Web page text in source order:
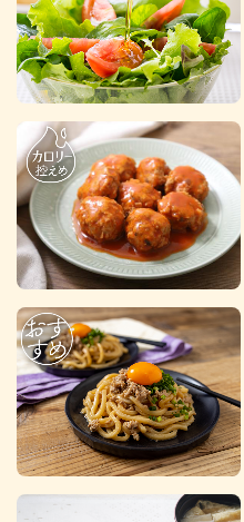
ふりかけ
炊き込みご飯の素
納豆
納豆のサイト
PIN印
三ツ判山吹
千夜
スペシャルサイト
お酢を知ろう！
すしラボ
ぽん酢サワー
納豆の豆知識
鍋奉行マニュアル
ミツカンのCM
ロングセラー商品 ＋ おすすめ
人気商品 ＋ おすすめレシピ
ZENB initiative
MIM（ミツカン
各部門が大切に
おいしさと健康
キッザニア東京
お客様相談センター
お客様の声をいかしました
販売終了製品のご案内
よくあるご質問
お問い合わせ
地図から取り扱い店舗を探す
ミツカン公式通販